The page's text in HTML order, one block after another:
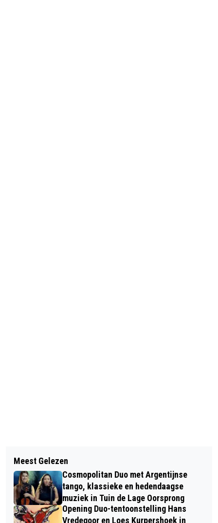
THEATER OOSTPOOL PRESENTEERT
THEATERSEIZOEN 2026-2027
ARNHEMSE WONINGBOUW KOMT
WEER OP GANG
Meest Gelezen
Cosmopolitan Duo met Argentijnse
tango, klassieke en hedendaagse
muziek in Tuin de Lage Oorsprong
Opening Duo-tentoonstelling Hans
Vredegoor en Loes Kurpershoek in